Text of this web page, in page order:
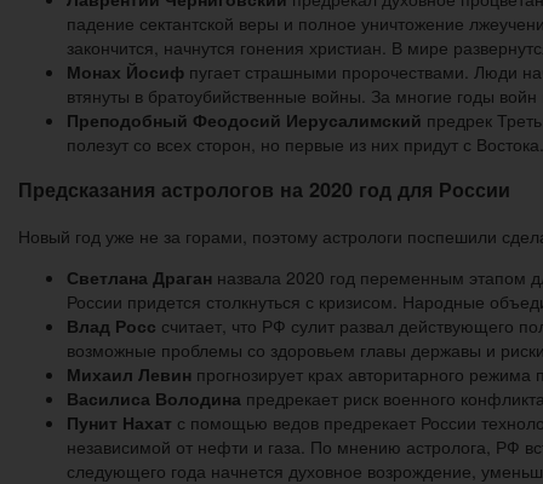
падение сектантской веры и полное уничтожение
закончится, начнутся гонения христиан. В мире
Монах Йосиф пугает страшными пророчествами. Люди
втянуты в братоубийственные войны. За многие годы
Преподобный Феодосий Иерусалимский предрек
полезут со всех сторон, но первые из них придут с Востока.
Предсказания астрологов на 2020 год для России
Новый год уже не за горами, поэтому астрологи поспешили
Светлана Драган назвала 2020 год переменным этапом
России придется столкнуться с кризисом. Народные
Влад Росс считает, что РФ сулит развал действующего
возможные проблемы со здоровьем главы державы и
Михаил Левин прогнозирует крах авторитарного
Василиса Володина предрекает риск военного
Пунит Нахат с помощью ведов предрекает России
независимой от нефти и газа. По мнению астролога, РФ
следующего года начнется духовное возрождение,